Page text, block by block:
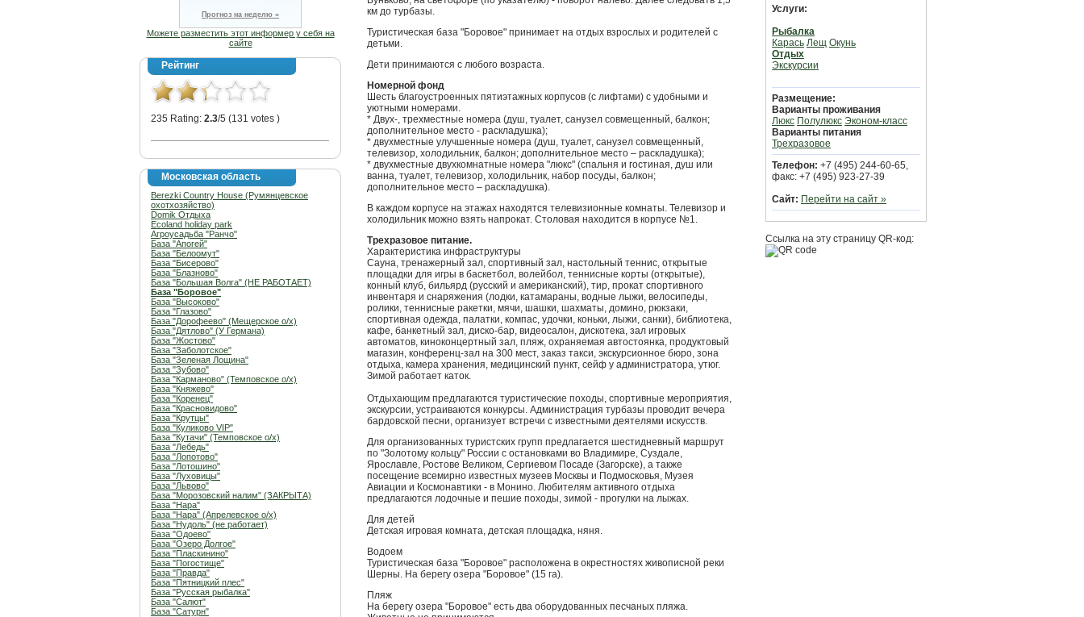
Прогноз на неделю »
Можете разместить этот информер у себя на
сайте
Рейтинг
235 Rating: 2.3/5 (131 votes )
Московская область
Berezki Country House (Румянцевское
охотхозяйство)
Domik Отдыха
Ecoland holiday park
Агроусадьба "Ранчо"
База "Апогей"
База "Белоомут"
База "Бисерово"
База "Блазново"
База "Большая Волга" (НЕ РАБОТАЕТ)
База "Боровое"
База "Высоково"
База "Глазово"
База "Дорофеево" (Мещерское о/х)
База "Дятлово" (У Германа)
База "Жостово"
База "Заболотское"
База "Зеленая Лощина"
База "Зубово"
База "Карманово" (Темповское о/х)
База "Княжево"
База "Коренец"
База "Красновидово"
База "Крутцы"
База "Куликово VIP"
База "Кутачи" (Темповское о/х)
База "Лебедь"
База "Лопотово"
База "Лотошино"
База "Луховицы"
База "Львово"
База "Морозовский налим" (ЗАКРЫТА)
База "Нара"
База "Нара" (Апрелевское о/х)
База "Нудоль" (не работает)
База "Одоево"
База "Озеро Долгое"
База "Пласкинино"
База "Погостище"
База "Правда"
База "Пятницкий плес"
База "Русская рыбалка"
База "Салют"
База "Сатурн"
км до турбазы.
Туристическая база "Боровое" принимает на отдых взрослых и родителей с
детьми.
Дети принимаются с любого возраста.
Номерной фонд
Шесть благоустроенных пятиэтажных корпусов (с лифтами) с удобными и
уютными номерами.
* Двух-, трехместные номера (душ, туалет, санузел совмещенный, балкон;
дополнительное место - раскладушка);
* двухместные улучшенные номера (душ, туалет, санузел совмещенный,
телевизор, холодильник, балкон; дополнительное место – раскладушка);
* двухместные двухкомнатные номера "люкс" (спальня и гостиная, душ или
ванна, туалет, телевизор, холодильник, набор посуды, балкон;
дополнительное место – раскладушка).
В каждом корпусе на этажах находятся телевизионные комнаты. Телевизор и
холодильник можно взять напрокат. Столовая находится в корпусе №1.
Трехразовое питание.
Характеристика инфраструктуры
Сауна, тренажерный зал, спортивный зал, настольный теннис, открытые
площадки для игры в баскетбол, волейбол, теннисные корты (открытые),
конный клуб, бильярд (русский и американский), тир, прокат спортивного
инвентаря и снаряжения (лодки, катамараны, водные лыжи, велосипеды,
ролики, теннисные ракетки, мячи, шашки, шахматы, домино, рюкзаки,
спортивная одежда, палатки, компас, удочки, коньки, лыжи, санки), библиотека,
кафе, банкетный зал, диско-бар, видеосалон, дискотека, зал игровых
автоматов, киноконцертный зал, пляж, охраняемая автостоянка, продуктовый
магазин, конференц-зал на 300 мест, заказ такси, экскурсионное бюро, зона
отдыха, камера хранения, медицинский пункт, сейф у администратора, утюг.
Зимой работает каток.
Отдыхающим предлагаются туристические походы, спортивные мероприятия,
экскурсии, устраиваются конкурсы. Администрация турбазы проводит вечера
бардовской песни, организует встречи с известными деятелями искусств.
Для организованных туристских групп предлагается шестидневный маршрут
по "Золотому кольцу" России с остановками во Владимире, Суздале,
Ярославле, Ростове Великом, Сергиевом Посаде (Загорске), а также
посещение всемирно известных музеев Москвы и Подмосковья, Музея
Авиации и Космонавтики - в Монино. Любителям активного отдыха
предлагаются лодочные и пешие походы, зимой - прогулки на лыжах.
Для детей
Детская игровая комната, детская площадка, няня.
Водоем
Туристическая база "Боровое" расположена в окрестностях живописной реки
Шерны. На берегу озера "Боровое" (15 га).
Пляж
На берегу озера "Боровое" есть два оборудованных песчаных пляжа.
Услуги:
Рыбалка
Карась Лещ Окунь
Отдых
Экскурсии
Размещение:
Варианты проживания
Люкс Полулюкс Эконом-класс
Варианты питания
Трехразовое
Телефон: +7 (495) 244-60-65,
факс: +7 (495) 923-27-39
Сайт: Перейти на сайт »
Ссылка на эту страницу QR-код: